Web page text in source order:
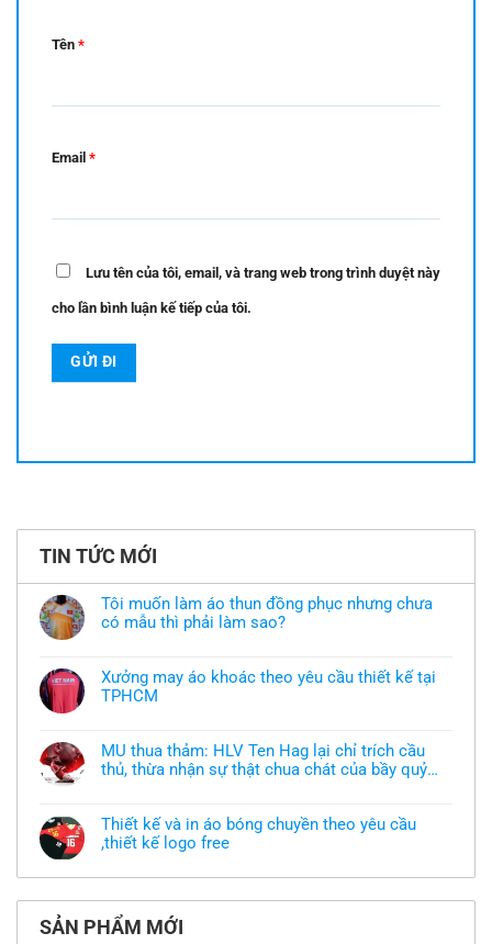
Tên *
Email *
Lưu tên của tôi, email, và trang web trong trình duyệt này
cho lần bình luận kế tiếp của tôi.
TIN TỨC MỚI
Tôi muốn làm áo thun đồng phục nhưng chưa
có mẫu thì phải làm sao?
bình
luận
ở
áo
thun
đồng
chưa
có
mẫu
thì
làm
Xưởng may áo khoác theo yêu cầu thiết kế tại
TPHCM
bình
luận
ở
Xưởng
khoác
theo
yêu
thiết
tại
TPHCM
MU thua thảm: HLV Ten Hag lại chỉ trích cầu
thủ, thừa nhận sự thật chua chát của bầy quỷ
bình
luận
ở
MU
thảm:
Hag
lại
Thiết kế và in áo bóng chuyền theo yêu cầu
,thiết kế logo free
có
luận
Thiết
SẢN PHẨM MỚI